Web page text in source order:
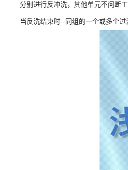
分别进行反冲洗，其他单元不问断工
当反洗结束时--同组的一个或多个